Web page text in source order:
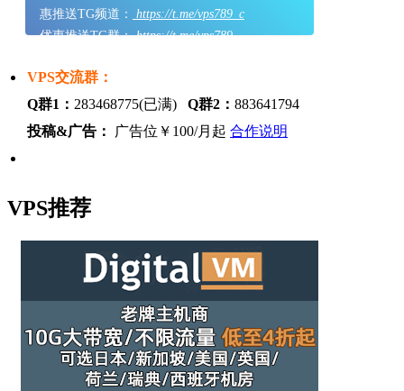
惠推送TG频道：
https://t.me/vps789_c
优惠推送TG群：https://t.me/vps789
VPS交流群：
Q群1： 283468775(已满) Q群2： 883641794
投稿&广告：
广告位￥100/月起 合作说明
VPS推荐